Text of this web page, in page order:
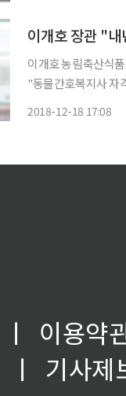
이개호 농림축산식
"동물간호복지사 자
2018-12-18 17:08
ㅣ
이용약
ㅣ
기사제